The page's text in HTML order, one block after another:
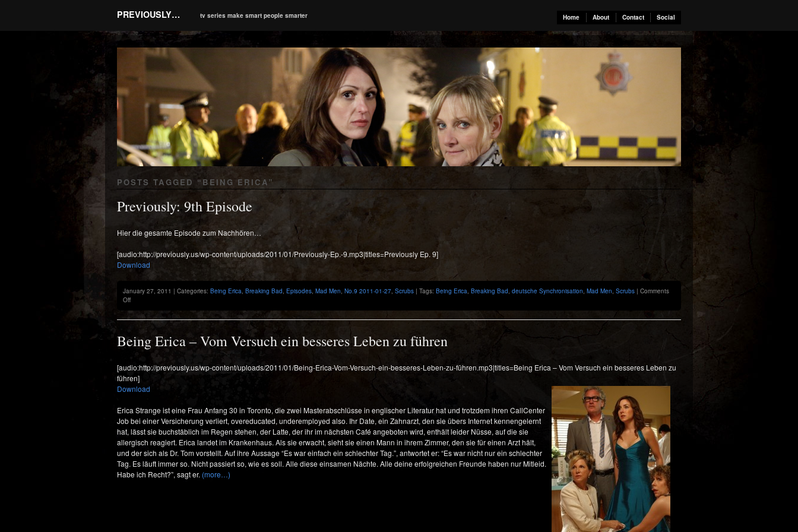
PREVIOUSLY… tv series make smart people smarter Home About Contact Social
POSTS TAGGED “ BEING ERICA”
Previously: 9th Episode
Hier die gesamte Episode zum Nachhören…
[audio:http://previously.us/wp-content/uploads/2011/01/Previously-Ep.-9.mp3|titles=Previously Ep. 9]
Download
January 27, 2011 | Categories: Being Erica, Breaking Bad, Episodes, Mad Men, No.9 2011-01-27, Scrubs | Tags: Being Erica, Breaking Bad, deutsche Synchronisation, Mad Men, Scrubs | Comments
Offon
Being Erica – Vom Versuch ein besseres Leben zu führen
[audio:http://previously.us/wp-content/uploads/2011/01/Being-Erica-Vom-Versuch-ein-besseres-Leben-zu-führen.mp3|titles=Being Erica – Vom Versuch ein besseres Leben zu
führen]
Download
Erica Strange ist eine Frau Anfang 30 in Toronto, die zwei Masterabschlüsse in englischer Literatur hat und trotzdem ihren CallCenter
Job bei einer Versicherung verliert, overeducated, underemployed also. Ihr Date, ein Zahnarzt, den sie übers Internet kennengelernt
hat, lässt sie buchstäblich im Regen stehen, der Latte, der ihr im nächsten Café angeboten wird, enthält leider Nüsse, auf die sie
allergisch reagiert. Erica landet im Krankenhaus. Als sie erwacht, sieht sie einen Mann in ihrem Zimmer, den sie für einen Arzt hält,
und der sich als Dr. Tom vorstellt. Auf ihre Aussage “Es war einfach ein schlechter Tag.”, antwortet er: “Es war nicht nur ein schlechter
Tag. Es läuft immer so. Nicht passiert so, wie es soll. Alle diese einsamen Nächte. Alle deine erfolgreichen Freunde haben nur Mitleid.
Habe ich Recht?”, sagt er. (more…)